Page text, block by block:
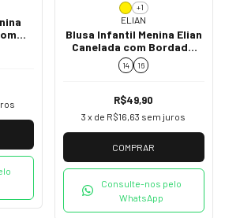
+1
ELIAN
Blusa Infantil Menina Elian
Canelada com Bordado
50079
14 16
R$49,90
3 x de R$16,63 sem juros
COMPRAR
Consulte-nos pelo
WhatsApp